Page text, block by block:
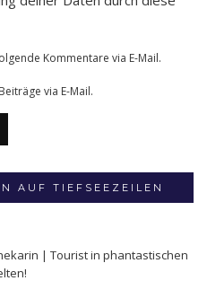
Kommentare via E-Mail.
via E-Mail.
AUF TIEFSEEZEILEN
| Tourist in phantastischen